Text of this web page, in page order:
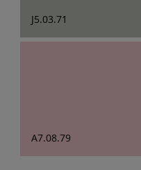
J5.03.71
A7.08.79